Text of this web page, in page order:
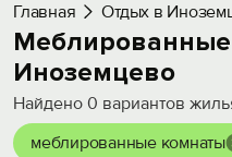
Добавить свой
Главная Отдых в
Иноземцево
Найдено 0 вариантов
меблированные комнаты